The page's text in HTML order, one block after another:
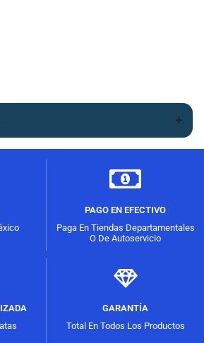
PAGO EN EFECTIVO
Paga En Tiendas Departamentales
O De Autoservicio
GARANTÍA
Total En Todos Los Productos